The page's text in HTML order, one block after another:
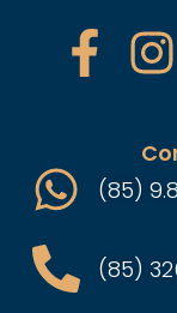
(85)
(85)